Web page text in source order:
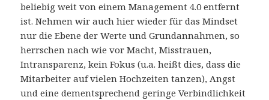
beliebig weit von einem Management 4.0 entfernt
ist. Nehmen wir auch hier wieder für das Mindset
nur die Ebene der Werte und Grundannahmen, so
herrschen nach wie vor Macht, Misstrauen,
Intransparenz, kein Fokus (u.a. heißt dies, dass die
Mitarbeiter auf vielen Hochzeiten tanzen), Angst
und eine dementsprechend geringe Verbindlichkeit